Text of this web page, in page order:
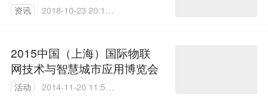
资讯
2018-10-23 20:17:
2015中国（上海）国际物联
网技术与智慧城市应用博览会
活动
2014-11-20 11:59: